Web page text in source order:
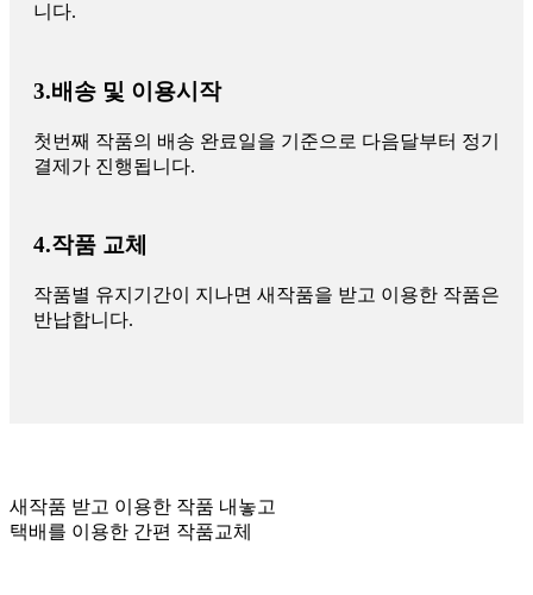
니다.
3.배송 및 이용시작
첫번째 작품의 배송 완료일을 기준으로 다음달부터 정기
결제가 진행됩니다.
4.작품 교체
작품별 유지기간이 지나면 새작품을 받고 이용한 작품은
반납합니다.
새작품 받고 이용한 작품 내놓고
택배를 이용한 간편 작품교체